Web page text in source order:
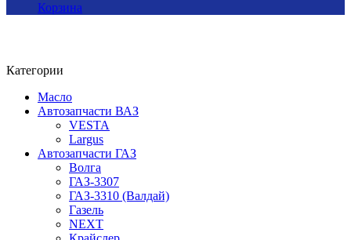
Корзина
Категории
Масло
Автозапчасти ВАЗ
VESTA
Largus
Автозапчасти ГАЗ
Волга
ГАЗ-3307
ГАЗ-3310 (Валдай)
Газель
NEXT